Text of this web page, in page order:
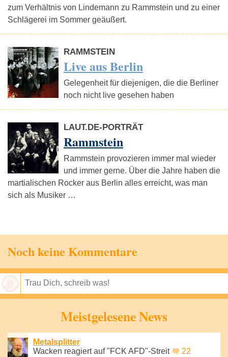
zum Verhältnis von Lindemann zu Rammstein und zu einer
Schlägerei im Sommer geäußert.
RAMMSTEIN
Live aus Berlin
Gelegenheit für diejenigen, die die Berliner
noch nicht live gesehen haben
LAUT.DE-PORTRÄT
Rammstein
Rammstein provozieren immer mal wieder
und immer gerne. Über die Jahre haben die
martialischen Rocker aus Berlin alles erreicht, was man
sich als Musiker …
Noch keine Kommentare
Meistgelesene News
Metalsplitter
Wacken reagiert auf "FCK AFD"-Streit
22